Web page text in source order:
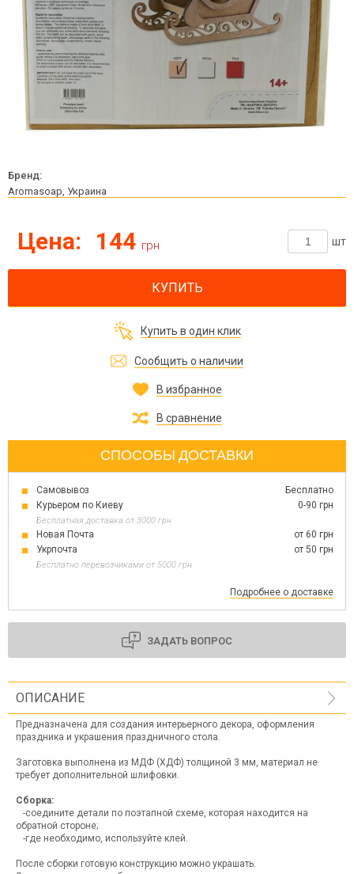
Бренд:
Aromasoap, Украина
Цена: 144 грн шт
КУПИТЬ
Купить в один клик
Сообщить о наличии
В избранное
В сравнение
СПОСОБЫ ДОСТАВКИ
Самовывоз
Бесплатно
Курьером по Киеву
0-90 грн
Бесплатная доставка от 3000 грн
Новая Почта
от 60 грн
Укрпочта
от 50 грн
Бесплатно перевозчиками от 5000 грн
Подробнее о доставке
ЗАДАТЬ ВОПРОС
ОПИСАНИЕ
Предназначена для создания интерьерного декора, оформления
праздника и украшения праздничного стола.
Заготовка выполнена из МДФ (ХДФ) толщиной 3 мм, материал не
требует дополнительной шлифовки.
Сборка:
-соедините детали по поэтапной схеме, которая находится на
обратной стороне;
-где необходимо, используйте клей.
После сборки готовую конструкцию можно украшать.